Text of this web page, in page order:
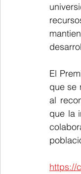
El
que se
al
que la
https://